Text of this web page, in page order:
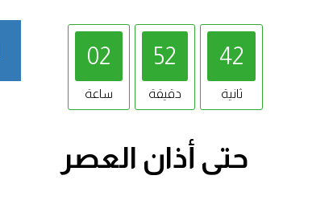
02
ساعة
52
دقيقة
41
ثانية
حتى أذان العصر